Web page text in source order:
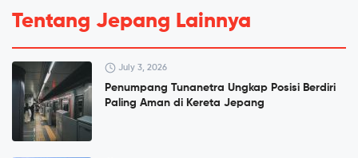
Tentang Jepang Lainnya
July 3, 2026
Penumpang Tunanetra Ungkap Posisi Berdiri
Paling Aman di Kereta Jepang